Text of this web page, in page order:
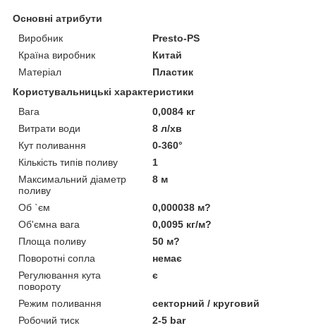
Основні атрибути
Виробник
Presto-PS
Країна виробник
Китай
Матеріал
Пластик
Користувальницькі характеристики
Вага
0,0084 кг
Витрати води
8 л/хв
Кут поливання
0-360°
Кількість типів поливу
1
Максимальний діаметр
поливу
8 м
Об `єм
0,000038 м?
Об'ємна вага
0,0095 кг/м?
Площа поливу
50 м?
Поворотні сопла
немає
Регулювання кута
повороту
є
Режим поливання
секторний / круговий
Робочий тиск
2-5 bar